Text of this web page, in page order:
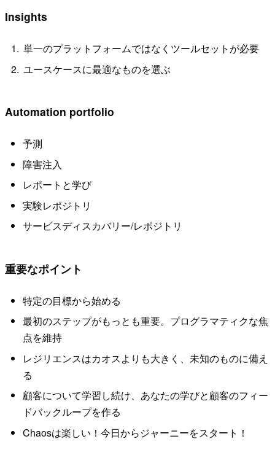
Insights
単一のプラットフォームではなくツールセットが必要
ユースケースに最適なものを選ぶ
Automation portfolio
予測
障害注入
レポートと学び
実験レポジトリ
サービスディスカバリー/レポジトリ
重要なポイント
特定の目標から始める
最初のステップがもっとも重要。プログラマティクな焦
点を維持
レジリエンスはカオスよりも大きく、未知のものに備え
る
顧客について学習し続け、あなたの学びと顧客のフィー
ドバックループを作る
Chaosは楽しい！今日からジャーニーをスタート！